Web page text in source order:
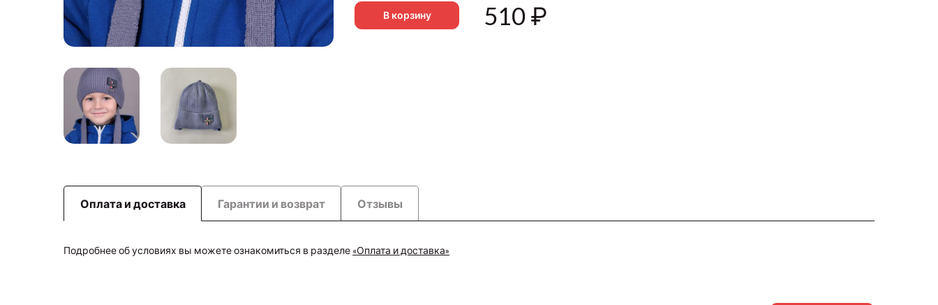
В корзину 510₽
Оплата и доставка Гарантии и возврат Отзывы
Подробнее об условиях вы можете ознакомиться в разделе «Оплата и доставка»